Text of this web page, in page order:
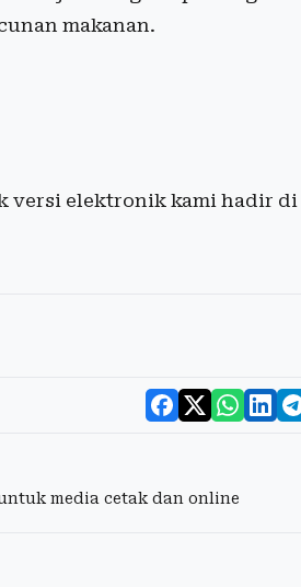
makanan.
versi elektronik kami hadir di
media cetak dan online